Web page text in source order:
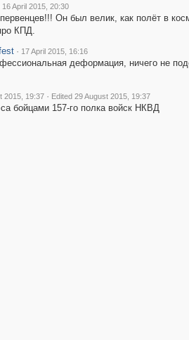
16 April 2015, 20:30
Он был велик, как полёт в
КПД.
· 17 April 2015, 16:16
деформация, ничего не
2015, 19:37 · Edited 29 August 2015, 19:37
бойцами 157-го полка войск НКВД